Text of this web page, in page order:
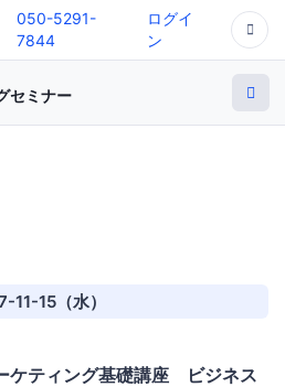
050-5291-
7844
ログイ
ン
セミナー
11-15（水）
ティング基礎講座 ビジネス